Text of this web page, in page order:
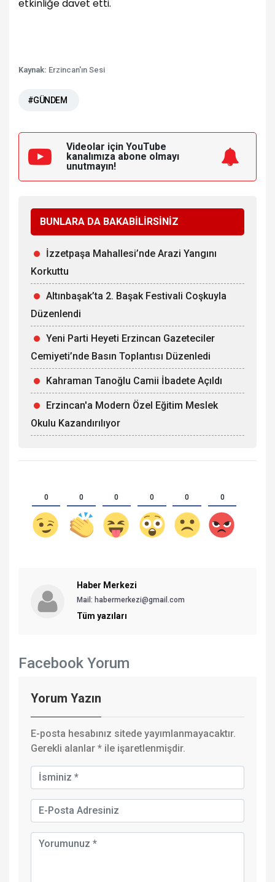
etkinliğe davet etti.
Kaynak: Erzincan'ın Sesi
#GÜNDEM
Videolar için YouTube
kanalımıza abone olmayı
unutmayın!
BUNLARA DA BAKABİLİRSİNİZ
İzzetpaşa Mahallesi’nde Arazi Yangını
Korkuttu
Altınbaşak’ta 2. Başak Festivali Coşkuyla
Düzenlendi
Yeni Parti Heyeti Erzincan Gazeteciler
Cemiyeti’nde Basın Toplantısı Düzenledi
Kahraman Tanoğlu Camii İbadete Açıldı
Erzincan'a Modern Özel Eğitim Meslek
Okulu Kazandırılıyor
0 0 0 0 0 0
Haber Merkezi
Mail: habermerkezi@gmail.com
Tüm yazıları
Facebook Yorum
Yorum Yazın
E-posta hesabınız sitede yayımlanmayacaktır.
Gerekli alanlar * ile işaretlenmişdir.